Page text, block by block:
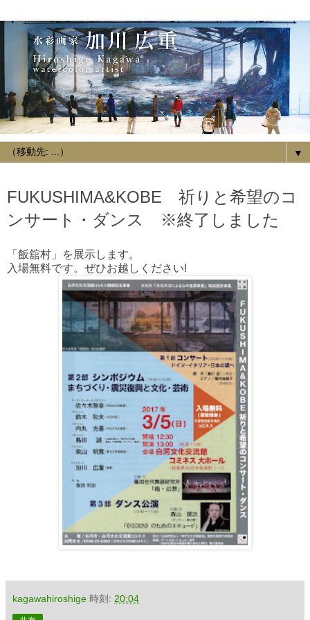
▼
FUKUSHIMA&KOBE 祈りと希望のコ
ンサート・ダンス ※終了しました
「飯舘村」を展示します。
入場無料です。ぜひお越しください!
kagawahiroshige 時刻: 20:04